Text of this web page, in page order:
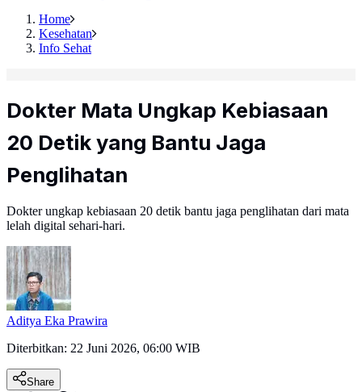
Home
Kesehatan
Info Sehat
Dokter Mata Ungkap Kebiasaan
20 Detik yang Bantu Jaga
Penglihatan
Dokter ungkap kebiasaan 20 detik bantu jaga penglihatan dari mata
lelah digital sehari-hari.
Aditya Eka Prawira
Diterbitkan: 22 Juni 2026, 06:00 WIB
Share